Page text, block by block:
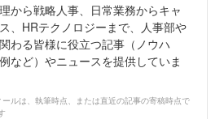
から戦略人事、日常業務からキャ
、HRテクノロジーまで、人事部や
わる皆様に役立つ記事（ノウハ
など）やニュースを提供していま
ルは、執筆時点、または直近の記事の寄稿時点で